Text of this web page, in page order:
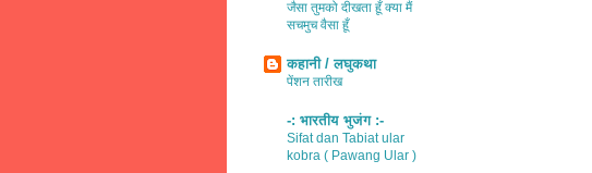
जैसा तुमको दीखता हूँ क्या मैं
सचमुच वैसा हूँ
कहानी / लघुकथा
पेंशन तारीख
-: भारतीय भुजंग :-
Sifat dan Tabiat ular
kobra ( Pawang Ular )